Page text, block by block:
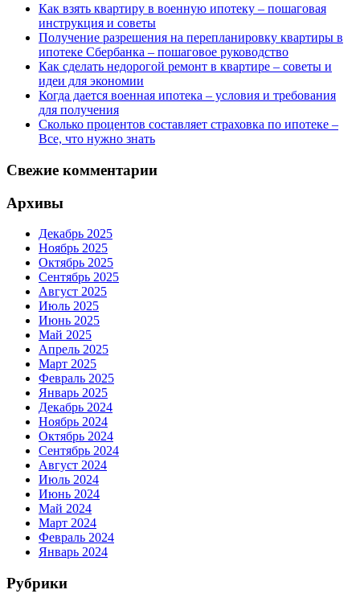
Как взять квартиру в военную ипотеку – пошаговая
инструкция и советы
Получение разрешения на перепланировку квартиры в
ипотеке Сбербанка – пошаговое руководство
Как сделать недорогой ремонт в квартире – советы и
идеи для экономии
Когда дается военная ипотека – условия и требования
для получения
Сколько процентов составляет страховка по ипотеке –
Все, что нужно знать
Свежие комментарии
Архивы
Декабрь 2025
Ноябрь 2025
Октябрь 2025
Сентябрь 2025
Август 2025
Июль 2025
Июнь 2025
Май 2025
Апрель 2025
Март 2025
Февраль 2025
Январь 2025
Декабрь 2024
Ноябрь 2024
Октябрь 2024
Сентябрь 2024
Август 2024
Июль 2024
Июнь 2024
Май 2024
Март 2024
Февраль 2024
Январь 2024
Рубрики